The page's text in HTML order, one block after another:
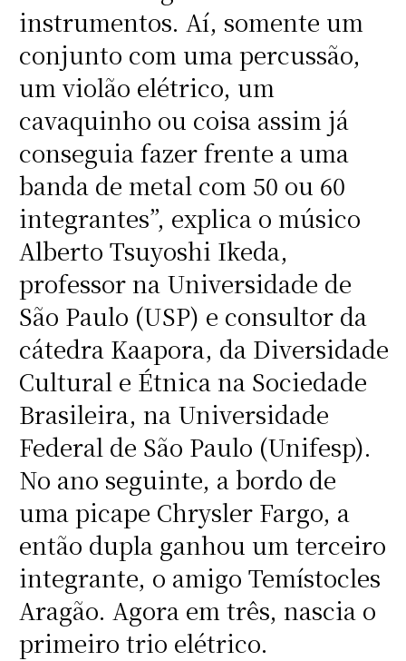
instrumentos. Aí, somente um
conjunto com uma percussão,
um violão elétrico, um
cavaquinho ou coisa assim já
conseguia fazer frente a uma
banda de metal com 50 ou 60
integrantes”, explica o músico
Alberto Tsuyoshi Ikeda,
professor na Universidade de
São Paulo (USP) e consultor da
cátedra Kaapora, da Diversidade
Cultural e Étnica na Sociedade
Brasileira, na Universidade
Federal de São Paulo (Unifesp).
No ano seguinte, a bordo de
uma picape Chrysler Fargo, a
então dupla ganhou um terceiro
integrante, o amigo Temístocles
Aragão. Agora em três, nascia o
primeiro trio elétrico.